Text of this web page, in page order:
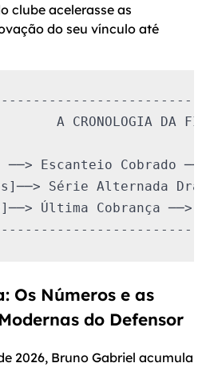
clube acelerasse as
do seu vínculo até
CRONOLOGIA DA
Escanteio Cobrado
Série Alternada
Última Cobrança ──>
Os Números e as
do Defensor
2026, Bruno Gabriel acumula